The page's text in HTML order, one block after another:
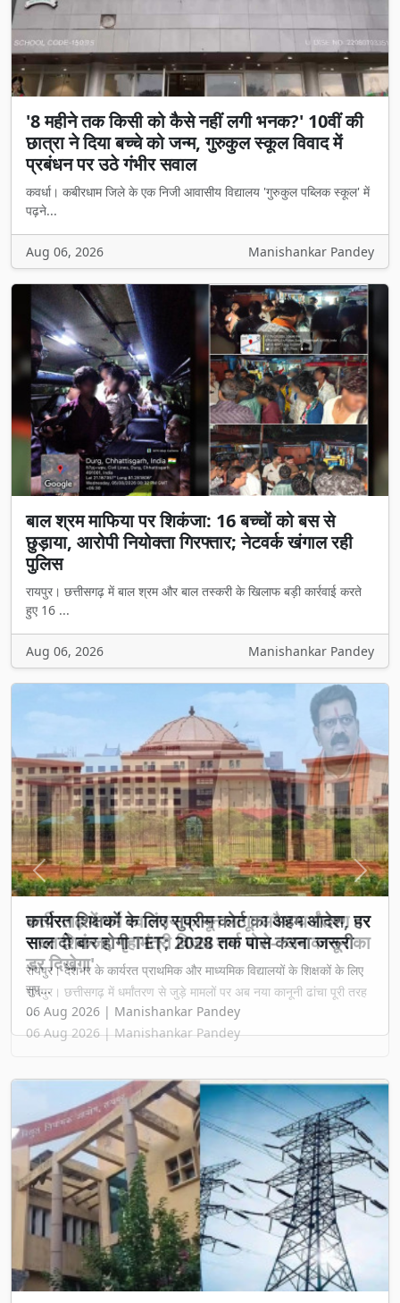
'8 महीने तक किसी को कैसे नहीं लगी भनक?' 10वीं की
छात्रा ने दिया बच्चे को जन्म, गुरुकुल स्कूल विवाद में
प्रबंधन पर उठे गंभीर सवाल
कवर्धा। कबीरधाम जिले के एक निजी आवासीय विद्यालय 'गुरुकुल पब्लिक स्कूल' में
पढ़ने...
Aug 06, 2026 Manishankar Pandey
बाल श्रम माफिया पर शिकंजा: 16 बच्चों को बस से
छुड़ाया, आरोपी नियोक्ता गिरफ्तार; नेटवर्क खंगाल रही
पुलिस
रायपुर। छत्तीसगढ़ में बाल श्रम और बाल तस्करी के खिलाफ बड़ी कार्रवाई करते
हुए 16 ...
Aug 06, 2026 Manishankar Pandey
छत्तीसगढ़ में धर्म स्वातंत्र्य कानून लागू: अवैध धर्मांतरण पर
सख्त शिकंजा, गृह मंत्री विजय शर्मा बोले- 'अब कानून का
डर दिखेगा'
रायपुर। छत्तीसगढ़ में धर्मांतरण से जुड़े मामलों पर अब नया कानूनी ढांचा पूरी तरह
...
06 Aug 2026 | Manishankar Pandey
Previous Next